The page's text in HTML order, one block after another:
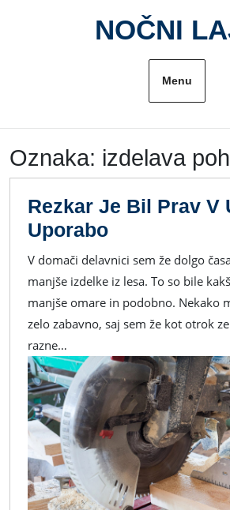
NOČNI
Menu
Oznaka: izdelava
Rezkar Je Bil Prav V
UporaboRezkar
Je
Bil
Prav
V
Za
Uporabo
V domači delavnici sem že dolgo časa ustvarjal razne
manjše izdelke iz lesa. To so bile
manjše omare in podobno. Nekako
zelo zabavno, saj sem že kot otrok
razne…